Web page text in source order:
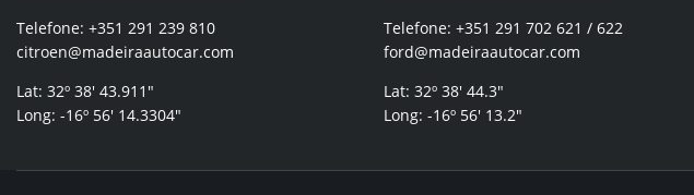
Telefone: +351 291 239 810
citroen@madeiraautocar.com
Lat: 32º 38′ 43.911″
Long: -16º 56′ 14.3304″
Telefone: +351 291 702 621 / 622
ford@madeiraautocar.com
Lat: 32º 38′ 44.3″
Long: -16º 56′ 13.2″